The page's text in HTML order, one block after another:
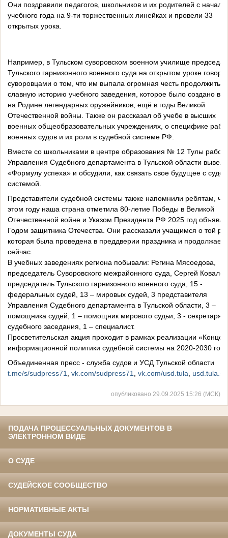
Они поздравили педагогов, школьников и их родителей с
учебного года на 9-ти торжественных линейках и провели 33
открытых урока.
Например, в Тульском суворовском военном училище
Тульского гарнизонного военного суда на открытом уроке
суворовцами о том, что им выпала огромная честь продолжить
славную историю учебного заведения, которое было создано в
на Родине легендарных оружейников, ещё в годы Великой
Отечественной войны. Также он рассказал об учебе в высших
военных общеобразовательных учреждениях, о специфике
военных судов и их роли в судебной системе РФ.
Вместе со школьниками в центре образования № 12 Тулы
Управления Судебного департамента в Тульской области вывели
«Формулу успеха» и обсудили, как связать свое будущее с
системой.
Представители судебной системы также напомнили ребятам,
этом году наша страна отметила 80-летие Победы в Великой
Отечественной войне и Указом Президента РФ 2025 год
Годом защитника Отечества. Они рассказали учащимся о той
которая была проведена в преддверии праздника и
сейчас.
В учебных заведениях региона побывали: Регина Мясоедова,
председатель Суворовского межрайонного суда, Сергей Ковалев
председатель Тульского гарнизонного военного суда, 15 -
федеральных судей, 13 – мировых судей, 3 представителя
Управления Судебного департамента в Тульской области, 3 –
помощника судей, 1 – помощник мирового судьи, 3 - секретаря
судебного заседания, 1 – специалист.
Просветительская акция проходит в рамках реализации
информационной политики судебной системы на 2020-2030
Объединенная пресс - служба судов и УСД Тульской области
t.me/s/sudpress71
vk.com/sudpress71 vk.com/usd.tula
опубликовано 29.09.2025 15:26 (МСК)
ПОДАЧА ПРОЦЕССУАЛЬНЫХ ДОКУМЕНТОВ В
ЭЛЕКТРОННОМ ВИДЕ
О СУДЕ
СУДЕЙСКОЕ СООБЩЕСТВО
НОРМАТИВНЫЕ АКТЫ
ДОКУМЕНТЫ СУДА